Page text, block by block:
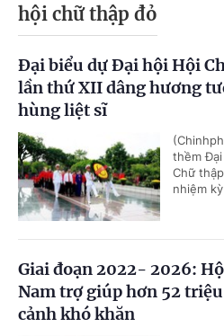
hội chữ thập đỏ
Đại biểu dự Đại hội Hội
lần thứ XII dâng hương
hùng liệt sĩ
thềm
Chữ
nhiệm
Giai đoạn 2022- 2026:
Nam trợ giúp hơn 52
cảnh khó khăn